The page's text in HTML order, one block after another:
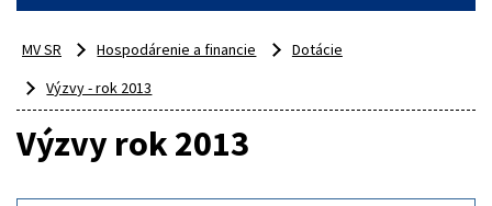
MV SR Hospodárenie a financie
Dotácie
Výzvy - rok 2013
Výzvy rok 2013